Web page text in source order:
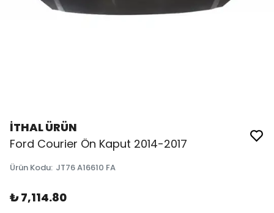
İTHAL ÜRÜN
Ford Courier Ön Kaput 2014-2017
Ürün Kodu: JT76 A16610 FA
₺ 7,114.80